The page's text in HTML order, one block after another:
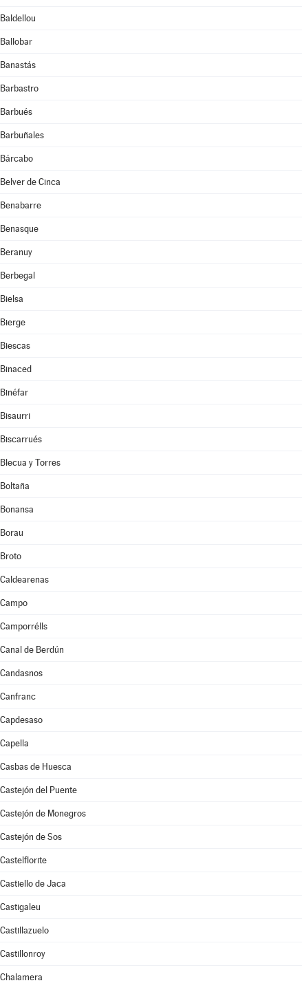
Baldellou
Ballobar
Banastás
Barbastro
Barbués
Barbuñales
Bárcabo
Belver de Cinca
Benabarre
Benasque
Beranuy
Berbegal
Bielsa
Bierge
Biescas
Binaced
Binéfar
Bisaurri
Biscarrués
Blecua y Torres
Boltaña
Bonansa
Borau
Broto
Caldearenas
Campo
Camporrélls
Canal de Berdún
Candasnos
Canfranc
Capdesaso
Capella
Casbas de Huesca
Castejón del Puente
Castejón de Monegros
Castejón de Sos
Castelflorite
Castiello de Jaca
Castigaleu
Castillazuelo
Castillonroy
Chalamera